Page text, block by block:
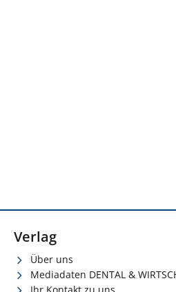
Verlag
Über uns
Mediadaten DENTAL &
Ihr Kontakt zu uns